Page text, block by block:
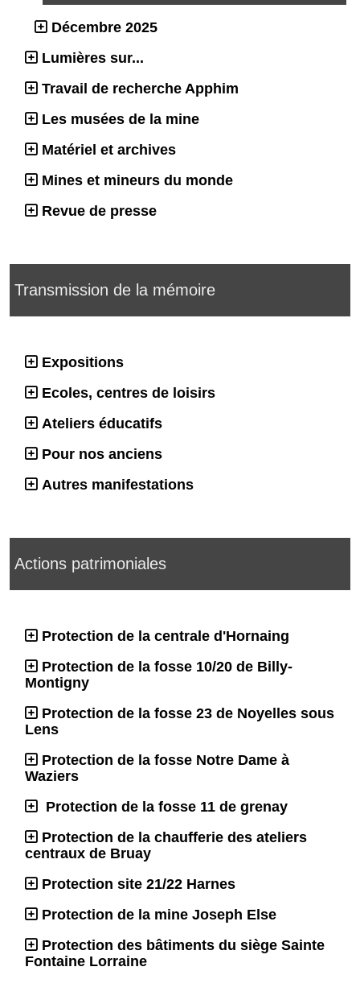
Décembre 2025
Lumières sur...
Travail de recherche Apphim
Les musées de la mine
Matériel et archives
Mines et mineurs du monde
Revue de presse
Transmission de la mémoire
Expositions
Ecoles, centres de loisirs
Ateliers éducatifs
Pour nos anciens
Autres manifestations
Actions patrimoniales
Protection de la centrale d'Hornaing
Protection de la fosse 10/20 de Billy-
Montigny
Protection de la fosse 23 de Noyelles sous
Lens
Protection de la fosse Notre Dame à
Waziers
Protection de la fosse 11 de grenay
Protection de la chaufferie des ateliers
centraux de Bruay
Protection site 21/22 Harnes
Protection de la mine Joseph Else
Protection des bâtiments du siège Sainte
Fontaine Lorraine